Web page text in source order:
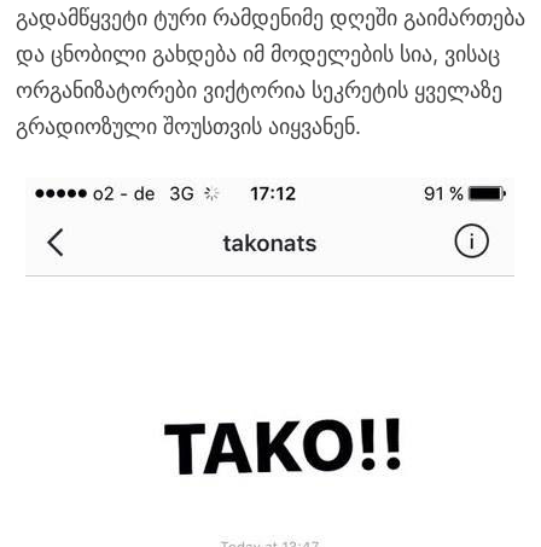
გადამწყვეტი ტური რამდენიმე დღეში გაიმართება
და ცნობილი გახდება იმ მოდელების სია, ვისაც
ორგანიზატორები ვიქტორია სეკრეტის ყველაზე
გრადიოზული შოუსთვის აიყვანენ.